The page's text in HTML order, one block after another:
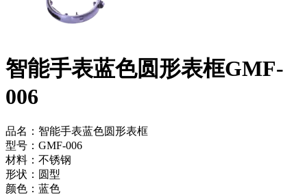
智能手表蓝色圆形表框GMF-
006
品名：智能手表蓝色圆形表框
型号：GMF-006
材料：不锈钢
形状：圆型
颜色：蓝色